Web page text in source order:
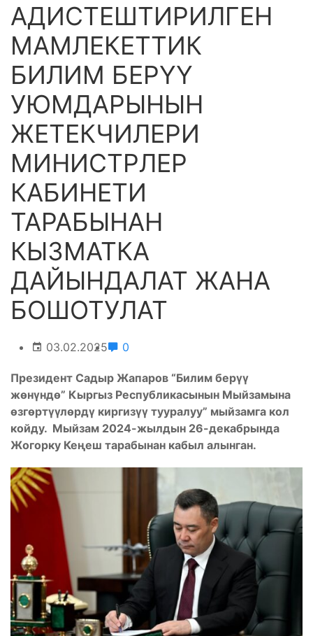
АДИСТЕШТИРИЛГЕН
МАМЛЕКЕТТИК
БИЛИМ БЕРҮҮ
УЮМДАРЫНЫН
ЖЕТЕКЧИЛЕРИ
МИНИСТРЛЕР
КАБИНЕТИ
ТАРАБЫНАН
КЫЗМАТКА
ДАЙЫНДАЛАТ ЖАНА
БОШОТУЛАТ
03.02.2025 0
Президент Садыр Жапаров “Билим берүү
жөнүндө” Кыргыз Республикасынын Мыйзамына
өзгөртүүлөрдү киргизүү тууралуу” мыйзамга кол
койду. Мыйзам 2024-жылдын 26-декабрында
Жогорку Кеңеш тарабынан кабыл алынган.